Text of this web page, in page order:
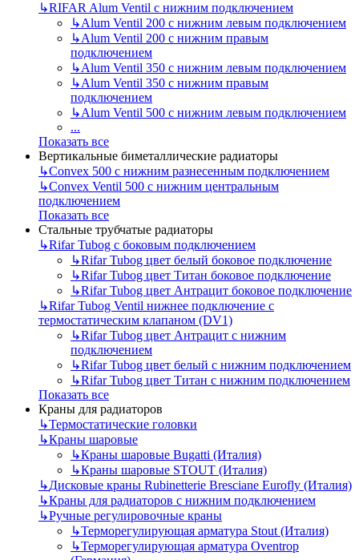
↳RIFAR Alum Ventil с нижним подключением
↳Alum Ventil 200 с нижним левым подключением
↳Alum Ventil 200 с нижним правым
подключением
↳Alum Ventil 350 с нижним левым подключением
↳Alum Ventil 350 с нижним правым
подключением
↳Alum Ventil 500 с нижним левым подключением
...
Показать все
Вертикальные биметаллические радиаторы
↳Convex 500 с нижним разнесенным подключением
↳Convex Ventil 500 с нижним центральным
подключением
Показать все
Стальные трубчатые радиаторы
↳Rifar Tubog с боковым подключением
↳Rifar Tubog цвет белый боковое подключение
↳Rifar Tubog цвет Титан боковое подключение
↳Rifar Tubog цвет Антрацит боковое подключение
↳Rifar Tubog Ventil нижнее подключение с
термостатическим клапаном (DV1)
↳Rifar Tubog цвет Антрацит с нижним
подключением
↳Rifar Tubog цвет белый с нижним подключением
↳Rifar Tubog цвет Титан с нижним подключением
Показать все
Краны для радиаторов
↳Термостатические головки
↳Краны шаровые
↳Краны шаровые Bugatti (Италия)
↳Краны шаровые STOUT (Италия)
↳Дисковые краны Rubinetterie Bresciane Eurofly (Италия)
↳Краны для радиаторов с нижним подключением
↳Ручные регулировочные краны
↳Терморегулирующая арматура Stout (Италия)
↳Терморегулирующая арматура Oventrop